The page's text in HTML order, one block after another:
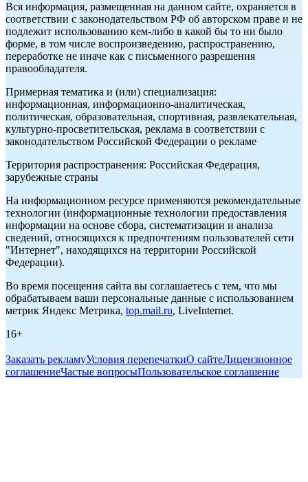
Вся информация, размещенная на данном сайте, охраняется в
соответствии с законодательством РФ об авторском праве и не
подлежит использованию кем-либо в какой бы то ни было
форме, в том числе воспроизведению, распространению,
переработке не иначе как с письменного разрешения
правообладателя.
Примерная тематика и (или) специализация:
информационная, информационно-аналитическая,
политическая, образовательная, спортивная, развлекательная,
культурно-просветительская, реклама в соответствии с
законодательством Российской Федерации о рекламе
Территория распространения: Российская Федерация,
зарубежные страны
На информационном ресурсе применяются рекомендательные
технологии (информационные технологии предоставления
информации на основе сбора, систематизации и анализа
сведений, относящихся к предпочтениям пользователей сети
"Интернет", находящихся на территории Российской
Федерации).
Во время посещения сайта вы соглашаетесь с тем, что мы
обрабатываем ваши персональные данные с использованием
метрик Яндекс Метрика, top.mail.ru, LiveInternet.
16+
Заказать рекламуУсловия перепечаткиО сайтеЛицензионное
соглашениеЧастые вопросыПользовательское соглашение